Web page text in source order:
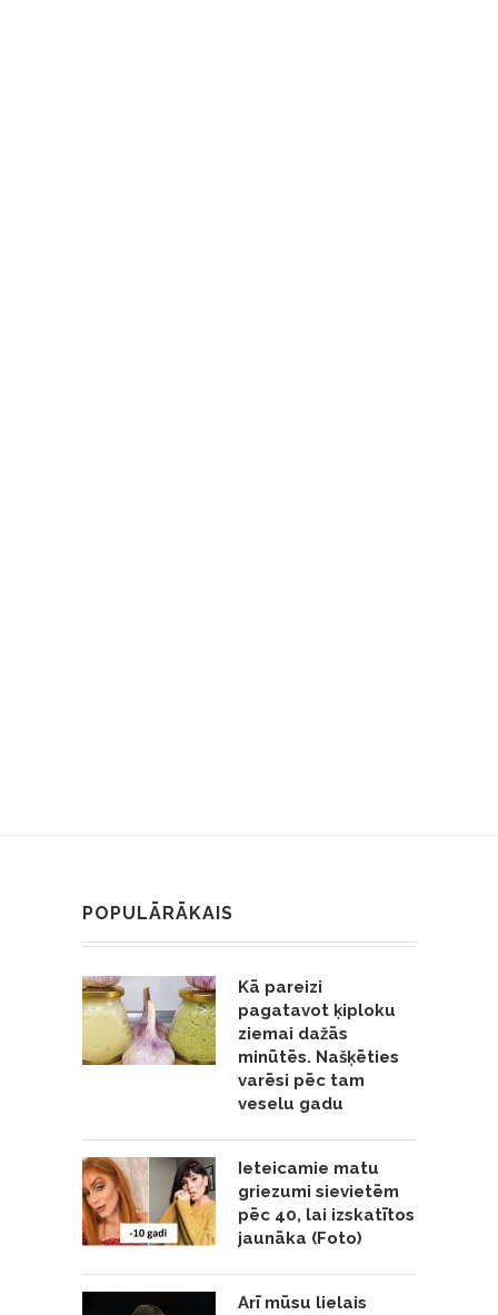
POPULĀRĀKAIS
Kā pareizi
pagatavot ķiploku
ziemai dažās
minūtēs. Našķēties
varēsi pēc tam
veselu gadu
Ieteicamie matu
griezumi sievietēm
pēc 40, lai izskatītos
jaunāka (Foto)
Arī mūsu lielais